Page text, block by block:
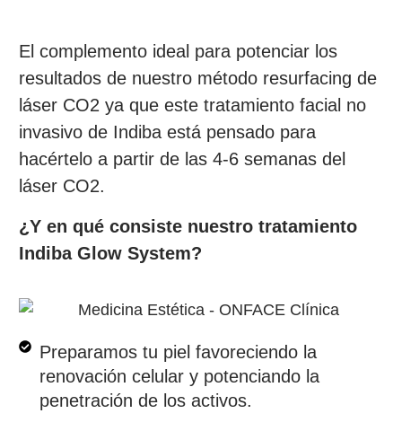
El complemento ideal para potenciar los
resultados de nuestro método resurfacing de
láser CO2 ya que este tratamiento facial no
invasivo de Indiba está pensado para
hacértelo a partir de las 4-6 semanas del
láser CO2.
¿Y en qué consiste nuestro tratamiento
Indiba Glow System?
Preparamos tu piel favoreciendo la
renovación celular y potenciando la
penetración de los activos.